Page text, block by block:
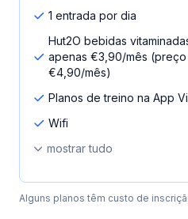
1 entrada por dia
Hut2O bebidas
apenas €3,90/mês
€4,90/mês)
Planos de treino na App
Wifi
mostrar tudo
Alguns planos têm custo de